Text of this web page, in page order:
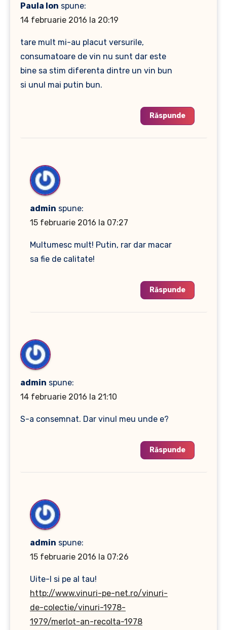
Paula Ion spune:
14 februarie 2016 la 20:19
tare mult mi-au placut versurile,
consumatoare de vin nu sunt dar este
bine sa stim diferenta dintre un vin bun
si unul mai putin bun.
Răspunde
admin spune:
15 februarie 2016 la 07:27
Multumesc mult! Putin, rar dar macar
sa fie de calitate!
Răspunde
admin spune:
14 februarie 2016 la 21:10
S-a consemnat. Dar vinul meu unde e?
Răspunde
admin spune:
15 februarie 2016 la 07:26
Uite-l si pe al tau!
http://www.vinuri-pe-net.ro/vinuri-
de-colectie/vinuri-1978-
1979/merlot-an-recolta-1978